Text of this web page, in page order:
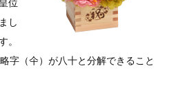
位
し
。
字（仐）が八十と分解できること